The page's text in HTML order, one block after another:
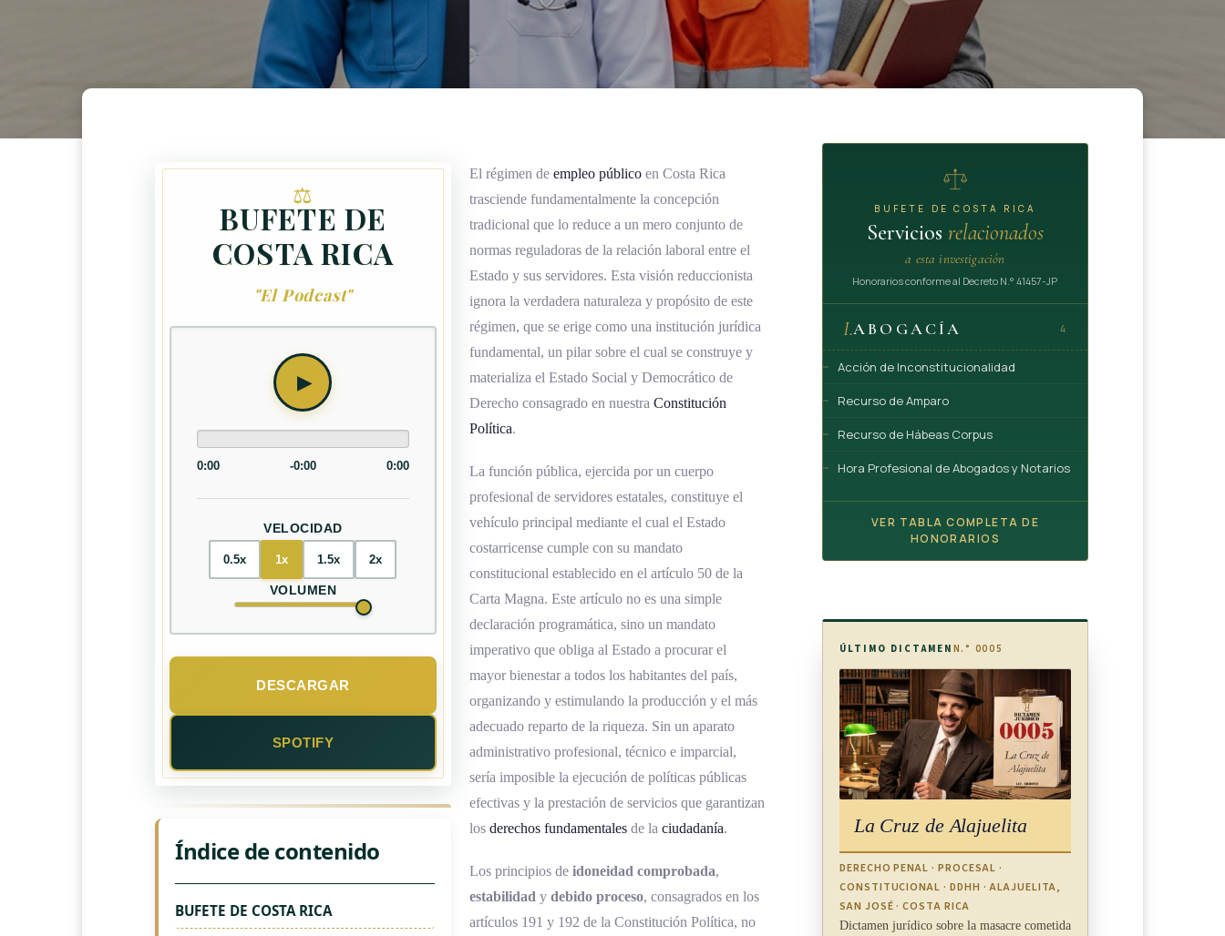
BUFETE DE
COSTA RICA
"El Podcast"
0:00 -0:00 0:00
VELOCIDAD
0.5x 1x 1.5x 2x
VOLUMEN
DESCARGAR
SPOTIFY
Índice de contenido
BUFETE DE COSTA RICA
El régimen de empleo públicoen Costa Rica
trasciende fundamentalmente la concepción
tradicional que lo reduce a un mero conjunto de
normas reguladoras de la relación laboral entre el
Estado y sus servidores. Esta visión reduccionista
ignora la verdadera naturaleza y propósito de este
régimen, que se erige como una institución jurídica
fundamental, un pilar sobre el cual se construye y
materializa el Estado Social y Democrático de
Derecho consagrado en nuestra Constitución
Política.
La función pública, ejercida por un cuerpo
profesional de servidores estatales, constituye el
vehículo principal mediante el cual el Estado
costarricense cumple con su mandato
constitucional establecido en el artículo 50 de la
Carta Magna. Este artículo no es una simple
declaración programática, sino un mandato
imperativo que obliga al Estado a procurar el
mayor bienestar a todos los habitantes del país,
organizando y estimulando la producción y el más
adecuado reparto de la riqueza. Sin un aparato
administrativo profesional, técnico e imparcial,
sería imposible la ejecución de políticas públicas
efectivas y la prestación de servicios que garantizan
los derechos fundamentalesde la ciudadanía.
Los principios de idoneidad comprobada,
estabilidad y debido proceso, consagrados en los
artículos 191 y 192 de la Constitución Política, no
BUFETE DE COSTA RICA
Servicios relacionados
a esta investigación
Honorarios conforme al Decreto N.° 41457-JP
I.ABOGACÍA 4
Acción de Inconstitucionalidad
Recurso de Amparo
Recurso de Hábeas Corpus
Hora Profesional de Abogados y Notarios
VER TABLA COMPLETA DE
HONORARIOS
ÚLTIMO DICTAMEN N.° 0005
La Cruz de Alajuelita
DERECHO PENAL · PROCESAL ·
CONSTITUCIONAL · DDHH · ALAJUELITA,
SAN JOSÉ · COSTA RICA
Dictamen jurídico sobre la masacre cometida